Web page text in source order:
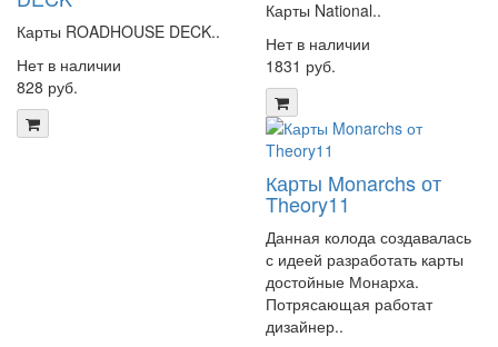
Карты ROADHOUSE DECK..
Нет в наличии
828 руб.
Карты National..
Нет в наличии
1831 руб.
Карты Monarchs от
Theory11
Данная колода создавалась
с идеей разработать карты
достойные Монарха.
Потрясающая работат
дизайнер..